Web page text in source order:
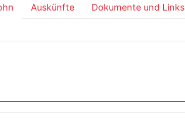
Auskünfte Dokumente und Links